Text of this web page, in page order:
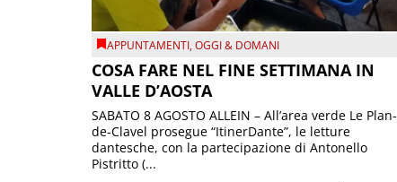
APPUNTAMENTI,OGGI & DOMANI
COSA FARE NEL FINE SETTIMANA IN
VALLE D’AOSTA
SABATO 8 AGOSTO ALLEIN – All’area verde Le Plan-
de-Clavel prosegue “ItinerDante”, le letture
dantesche, con la partecipazione di Antonello
Pistritto (...